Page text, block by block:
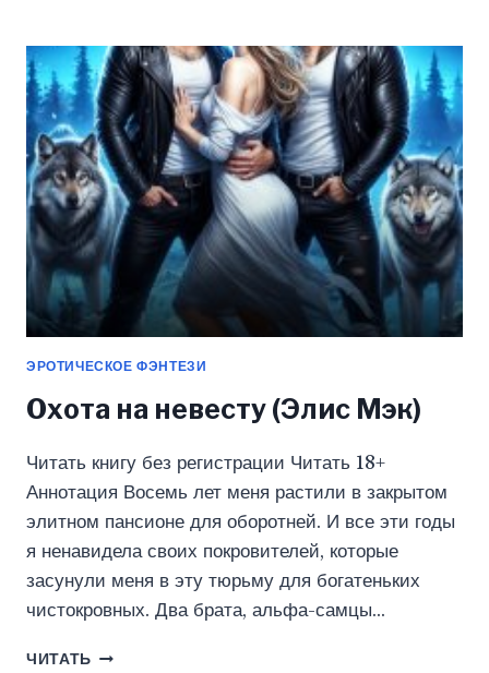
5.
ИЗГОЙ
(УЛЬЯНА
СОБОЛЕВА)
ЭРОТИЧЕСКОЕ ФЭНТЕЗИ
Охота на невесту (Элис Мэк)
Читать книгу без регистрации Читать 18+
Аннотация Восемь лет меня растили в закрытом
элитном пансионе для оборотней. И все эти годы
я ненавидела своих покровителей, которые
засунули меня в эту тюрьму для богатеньких
чистокровных. Два брата, альфа-самцы…
ЧИТАТЬ ОХОТА